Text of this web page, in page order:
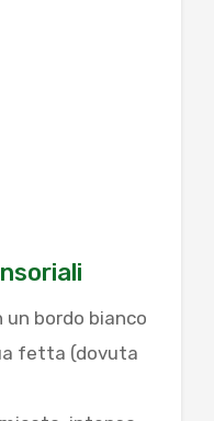
un bordo bianco
fetta (dovuta